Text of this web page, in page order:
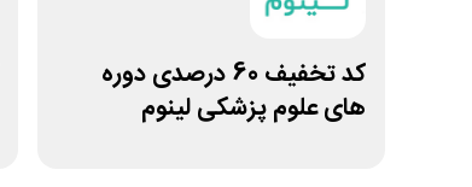
کد تخفیف 60 درصدی دوره
های علوم پزشکی لینوم